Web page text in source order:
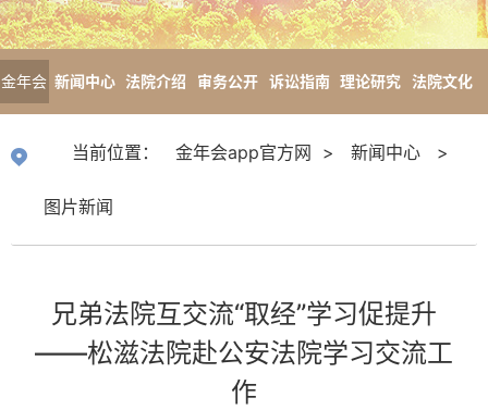
金年会
方网
新闻中心 法院介绍 审务公开 诉讼指南 理论研究 法院文化
当前位置： 金年会app官方网 > 新闻中心 >
图片新闻
兄弟法院互交流“取经”学习促提升
——松滋法院赴公安法院学习交流工
作